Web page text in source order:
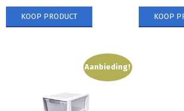
KOOP PRODUCT KOOP
Aanbieding!